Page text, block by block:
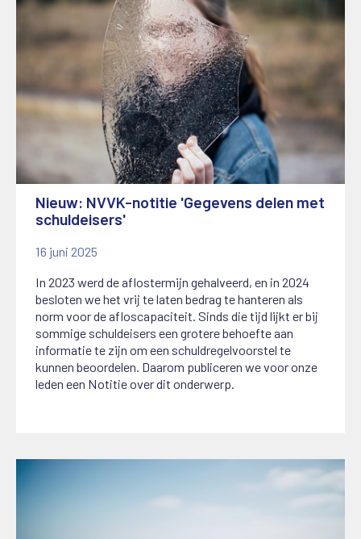
Nieuw: NVVK-notitie 'Gegevens delen met
schuldeisers'
16 juni 2025
In 2023 werd de aflostermijn gehalveerd, en in 2024
besloten we het vrij te laten bedrag te hanteren als
norm voor de afloscapaciteit. Sinds die tijd lijkt er bij
sommige schuldeisers een grotere behoefte aan
informatie te zijn om een schuldregelvoorstel te
kunnen beoordelen. Daarom publiceren we voor onze
leden een Notitie over dit onderwerp.